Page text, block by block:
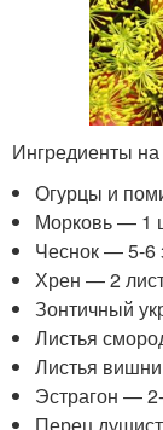
Ингредиенты
Огурцы и
Морковь — 1
Чеснок — 5-6
Хрен — 2
Зонтичный
Листья
Листья
Эстрагон —